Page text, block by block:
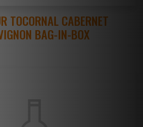
TOCORNAL CABERNET
BAG-IN-BOX